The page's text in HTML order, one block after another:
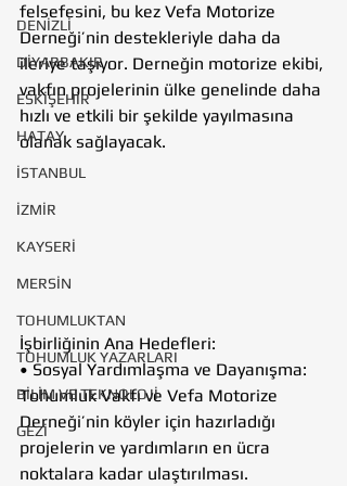
DENİZLİ
DİYARBAKIR
ESKİŞEHİR
HATAY
İSTANBUL
İZMİR
KAYSERİ
MERSİN
TOHUMLUKTAN
TOHUMLUK YAZARLARI
BİLİM VE TEKNOLOJİ
GEZİ
felsefesini, bu kez Vefa Motorize
Derneği’nin destekleriyle daha da
ileriye taşıyor. Derneğin motorize ekibi,
vakfın projelerinin ülke genelinde daha
hızlı ve etkili bir şekilde yayılmasına
olanak sağlayacak.
İşbirliğinin Ana Hedefleri:
• Sosyal Yardımlaşma ve Dayanışma:
Tohumluk Vakfı ve Vefa Motorize
Derneği’nin köyler için hazırladığı
projelerin ve yardımların en ücra
noktalara kadar ulaştırılması.